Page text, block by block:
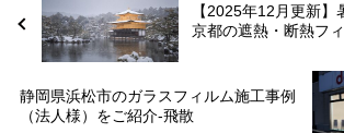
【2025年12月更新】
京都の遮熱・断熱フィ
静岡県浜松市のガラスフィルム施工事例
（法人様）をご紹介-飛散